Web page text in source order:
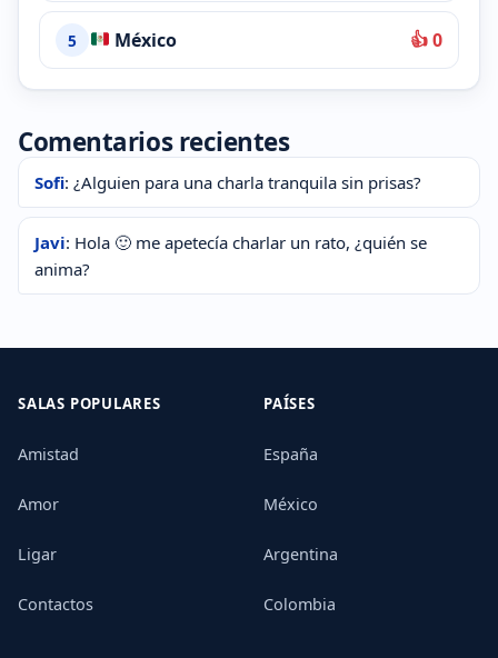
5 México 👍 0
Comentarios recientes
Sofi: ¿Alguien para una charla tranquila sin prisas?
Javi: Hola 🙂 me apetecía charlar un rato, ¿quién se
anima?
SALAS POPULARES
Amistad
Amor
Ligar
Contactos
PAÍSES
España
México
Argentina
Colombia